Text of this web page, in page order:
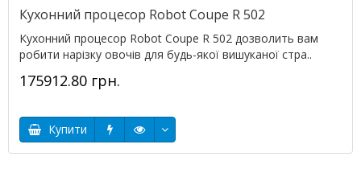
Кухонний процесор Robot Coupe R 502
Кухонний процесор Robot Coupe R 502 дозволить вам
робити нарізку овочів для будь-якої вишуканої стра..
175912.80 грн.
Купити